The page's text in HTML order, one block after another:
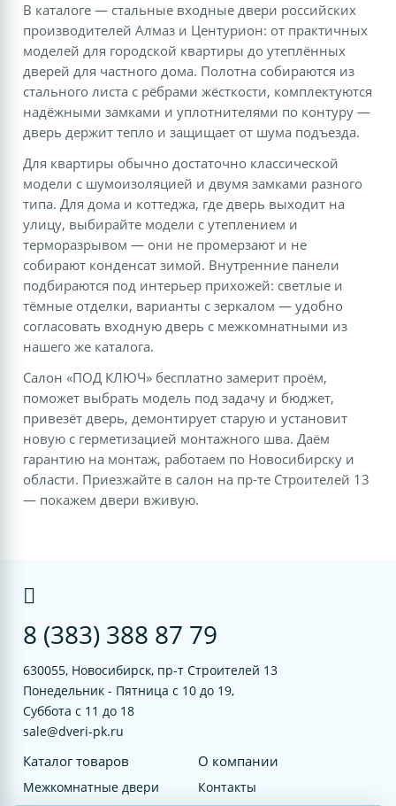
В каталоге — стальные входные двери российских
производителей Алмаз и Центурион: от практичных
моделей для городской квартиры до утеплённых
дверей для частного дома. Полотна собираются из
стального листа с рёбрами жёсткости, комплектуются
надёжными замками и уплотнителями по контуру —
дверь держит тепло и защищает от шума подъезда.
Для квартиры обычно достаточно классической
модели с шумоизоляцией и двумя замками разного
типа. Для дома и коттеджа, где дверь выходит на
улицу, выбирайте модели с утеплением и
терморазрывом — они не промерзают и не
собирают конденсат зимой. Внутренние панели
подбираются под интерьер прихожей: светлые и
тёмные отделки, варианты с зеркалом — удобно
согласовать входную дверь с межкомнатными из
нашего же каталога.
Салон «ПОД КЛЮЧ» бесплатно замерит проём,
поможет выбрать модель под задачу и бюджет,
привезёт дверь, демонтирует старую и установит
новую с герметизацией монтажного шва. Даём
гарантию на монтаж, работаем по Новосибирску и
области. Приезжайте в салон на пр-те Строителей 13
— покажем двери вживую.
8 (383) 388 87 79
630055, Новосибирск, пр-т Строителей 13
Понедельник - Пятница с 10 до 19,
Суббота с 11 до 18
sale@dveri-pk.ru
Каталог товаров
Межкомнатные двери
О компании
Контакты